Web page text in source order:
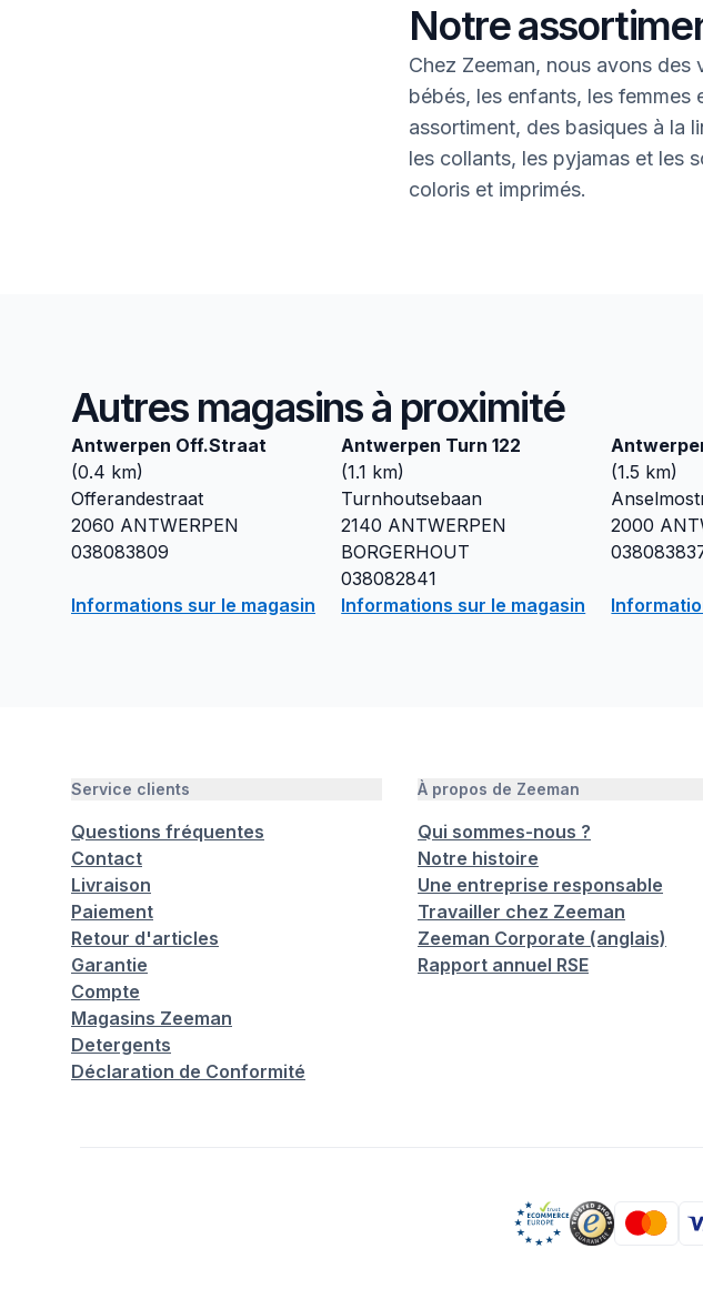
Notre
Chez Zeeman, nous avons
bébés, les enfants, les femmes
assortiment, des basiques à la
les collants, les pyjamas et les
coloris et imprimés.
Autres magasins à proximité
Antwerpen Off.Straat
(0.4 km)
Offerandestraat
2060 ANTWERPEN
038083809
Informations sur le magasin
Antwerpen Turn 122
(1.1 km)
Turnhoutsebaan
2140 ANTWERPEN
BORGERHOUT
038082841
Informations sur le magasin
(1.5 km)
2000
Service clients
Questions fréquentes
Contact
Livraison
Paiement
Retour d'articles
Garantie
Compte
Magasins Zeeman
Detergents
Déclaration de Conformité
À propos de Zeeman
Qui sommes-nous ?
Notre histoire
Une entreprise responsable
Travailler chez Zeeman
Zeeman Corporate (anglais)
Rapport annuel RSE